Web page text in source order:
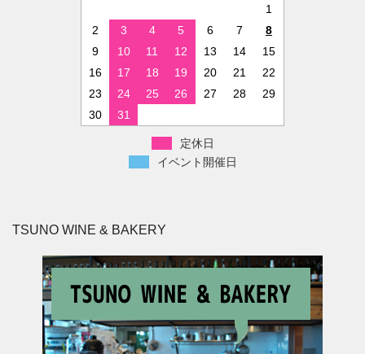
1
2
3 4 5 6 7
8
9
10 11 12 13 14
15
16
17 18 19 20 21
22
23
24 25 26 27 28
29
30
31
定休日
イベント開催日
TSUNO WINE & BAKERY